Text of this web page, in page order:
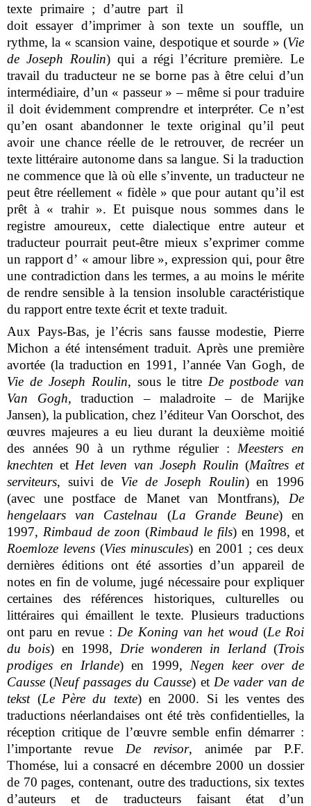
texte primaire ; d’autre part il
doit essayer d’imprimer à son texte un souffle, un
rythme, la « scansion vaine, despotique et sourde » (Vie
de Joseph Roulin) qui a régi l’écriture première. Le
travail du traducteur ne se borne pas à être celui d’un
intermédiaire, d’un « passeur » – même si pour traduire
il doit évidemment comprendre et interpréter. Ce n’est
qu’en osant abandonner le texte original qu’il peut
avoir une chance réelle de le retrouver, de recréer un
texte littéraire autonome dans sa langue. Si la traduction
ne commence que là où elle s’invente, un traducteur ne
peut être réellement « fidèle » que pour autant qu’il est
prêt à « trahir ». Et puisque nous sommes dans le
registre amoureux, cette dialectique entre auteur et
traducteur pourrait peut-être mieux s’exprimer comme
un rapport d’ « amour libre », expression qui, pour être
une contradiction dans les termes, a au moins le mérite
de rendre sensible à la tension insoluble caractéristique
du rapport entre texte écrit et texte traduit.
Aux Pays-Bas, je l’écris sans fausse modestie, Pierre
Michon a été intensément traduit. Après une première
avortée (la traduction en 1991, l’année Van Gogh, de
Vie de Joseph Roulin, sous le titre De postbode van
Van Gogh, traduction – maladroite – de Marijke
Jansen), la publication, chez l’éditeur Van Oorschot, des
œuvres majeures a eu lieu durant la deuxième moitié
des années 90 à un rythme régulier :
Meesters en
knechten et Het leven van Joseph Roulin (Maîtres et
serviteurs, suivi de Vie de Joseph Roulin) en 1996
(avec une postface de Manet van Montfrans),
De
hengelaars van Castelnau
(La Grande Beune) en
1997, Rimbaud de zoon (Rimbaud le fils) en 1998, et
Roemloze levens (Vies minuscules) en 2001 ; ces deux
dernières éditions ont été assorties d’un appareil de
notes en fin de volume, jugé nécessaire pour expliquer
certaines des références historiques, culturelles ou
littéraires qui émaillent le texte. Plusieurs traductions
ont paru en revue : De Koning van het woud (Le Roi
du bois) en 1998, Drie wonderen in Ierland (Trois
prodiges en Irlande) en 1999,
Negen keer over de
Causse (Neuf passages du Causse) et De vader van de
tekst (Le Père du texte) en 2000. Si les ventes des
traductions néerlandaises ont été très confidentielles, la
réception critique de l’œuvre semble enfin démarrer :
l’importante revue
De revisor, animée par P.F.
Thomése, lui a consacré en décembre 2000 un dossier
de 70 pages, contenant, outre des traductions, six textes
d’auteurs et de traducteurs faisant état d’un